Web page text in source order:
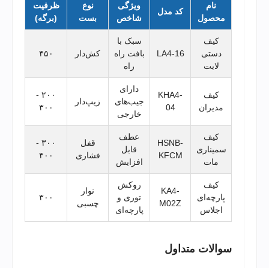
نام
محصول
کد مدل
ویژگی
شاخص
نوع
بست
ظرفیت
(برگه)
کیف
دستی
لایت
LA4-16
سبک با
بافت راه
راه
کش‌دار ۴۵۰
کیف
مدیران
KHA4-
04
دارای
جیب‌های
خارجی
زیپ‌دار
۲۰۰ -
۳۰۰
کیف
سمیناری
مات
HSNB-
KFCM
عطف
قابل
افزایش
قفل
فشاری
۳۰۰ -
۴۰۰
کیف
پارچه‌ای
اجلاس
KA4-
M02Z
روکش
توری و
پارچه‌ای
نوار
چسبی
۳۰۰
سوالات متداول